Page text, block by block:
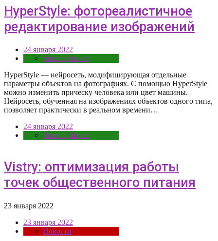
HyperStyle: фотореалистичное
редактирование изображений
24 января 2022
State-of-the-art
HyperStyle — нейросеть, модифицирующая отдельные
параметры объектов на фотографиях. C помощью HyperStyle
можно изменить прическу человека или цвет машины.
Нейросеть, обученная на изображениях объектов одного типа,
позволяет практически в реальном времени…
24 января 2022
State-of-the-art
Vistry: оптимизация работы
точек общественного питания
23 января 2022
23 января 2022
Новости